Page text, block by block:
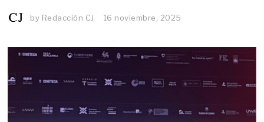
by Redacción CJ 16 noviembre, 2025